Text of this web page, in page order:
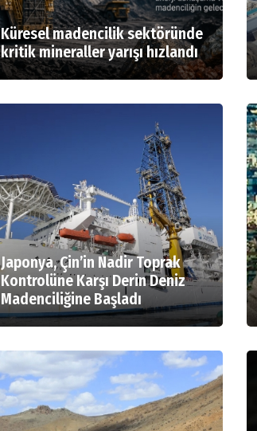
Küresel madencilik sektöründe
kritik mineraller yarışı hızlandı
Japonya, Çin’in Nadir Toprak
Kontrolüne Karşı Derin Deniz
Madenciliğine Başladı